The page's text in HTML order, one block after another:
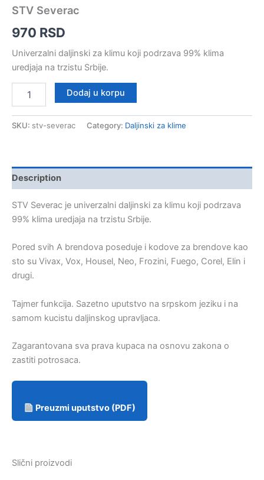
STV Severac
970 RSD
Univerzalni daljinski za klimu koji podrzava 99% klima
uredjaja na trzistu Srbije.
Severac
Dodaj u korpu
SKU: stv-severac Category: Daljinski za klime
Description
STV Severac je univerzalni daljinski za klimu koji podrzava
99% klima uredjaja na trzistu Srbije.
Pored svih A brendova poseduje i kodove za brendove kao
sto su Vivax, Vox, Housel, Neo, Frozini, Fuego, Corel, Elin i
drugi.
Tajmer funkcija. Sazetno uputstvo na srpskom jeziku i na
samom kucistu daljinskog upravljaca.
Zagarantovana sva prava kupaca na osnovu zakona o
zastiti potrosaca.
Preuzmi uputstvo (PDF)
Slični proizvodi